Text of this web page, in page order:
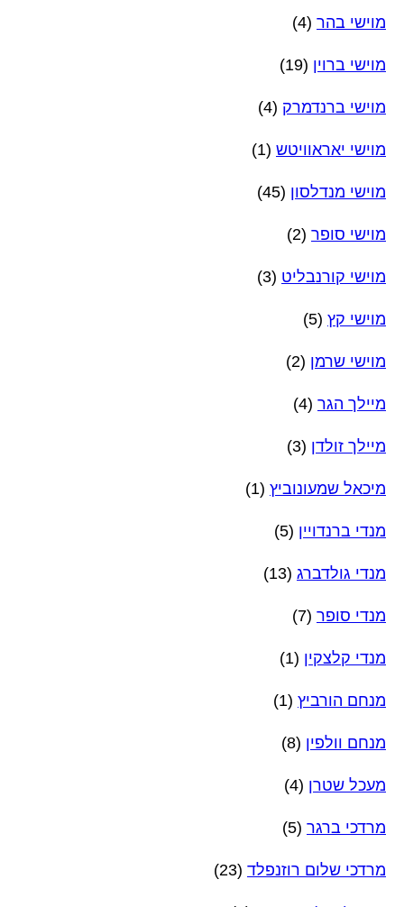
מוישי בהר (4)
מוישי ברוין (19)
מוישי ברנדמרק (4)
מוישי יאראוויטש (1)
מוישי מנדלסון (45)
מוישי סופר (2)
מוישי קורנבליט (3)
מוישי קץ (5)
מוישי שרמן (2)
מיילך הגר (4)
מיילך זולדן (3)
מיכאל שמעונוביץ (1)
מנדי ברנדויין (5)
מנדי גולדברג (13)
מנדי סופר (7)
מנדי קלצקין (1)
מנחם הורביץ (1)
מנחם וולפין (8)
מעכל שטרן (4)
מרדכי ברגר (5)
מרדכי שלום רוזנפלד (23)